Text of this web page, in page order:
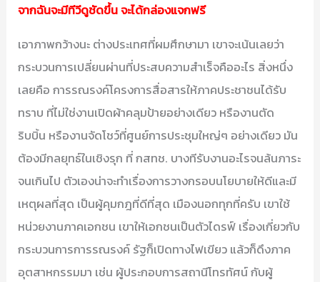
จากฉันจะมีทีวีดูชัดขึ้น จะได้กล่องแจกฟรี
เอาภาพกว้างนะ ต่างประเทศที่ผมศึกษามา เขาจะเน้นเลยว่า
กระบวนการเปลี่ยนผ่านที่ประสบความสำเร็จคืออะไร สิ่งหนึ่ง
เลยคือ การรณรงค์โครงการสื่อสารให้ภาคประชาชนได้รับ
ทราบ ที่ไม่ใช่งานเปิดผ้าคลุมป้ายอย่างเดียว หรืองานตัด
ริบบิ้น หรืองานจัดโชว์ที่ศูนย์การประชุมใหญ่ๆ อย่างเดียว มัน
ต้องมีกลยุทธ์ในเชิงรุก ที่ กสทช. บางทีรับงานอะไรจนล้นภาระ
จนเกินไป ตัวเองน่าจะทำเรื่องการวางกรอบนโยบายให้ดีและมี
เหตุผลที่สุด เป็นผู้คุมกฎที่ดีที่สุด เมืองนอกทุกที่ครับ เขาใช้
หน่วยงานภาคเอกชน เขาให้เอกชนเป็นตัวไดรฟ์ เรื่องเกี่ยวกับ
กระบวนการการรณรงค์ รัฐก็เปิดทางไฟเขียว แล้วก็ดึงภาค
อุตสาหกรรมมา เช่น ผู้ประกอบการสถานีโทรทัศน์ กับผู้